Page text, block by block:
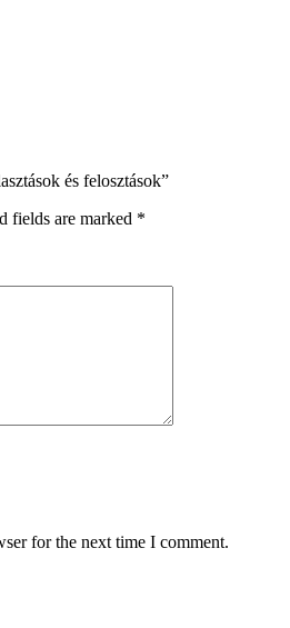
és felosztások”
fields are marked *
for the next time I comment.